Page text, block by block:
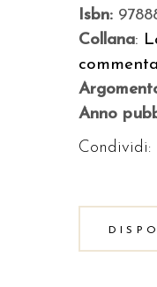
Isbn:
Collana:
Anno
Condividi: